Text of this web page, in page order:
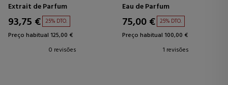
Extrait de Parfum
93,75 € 25% DTO.
Preço habitual 125,00 €
0 revisões
Eau de Parfum
75,00 € 25% DTO.
Preço habitual 100,00 €
1 revisões